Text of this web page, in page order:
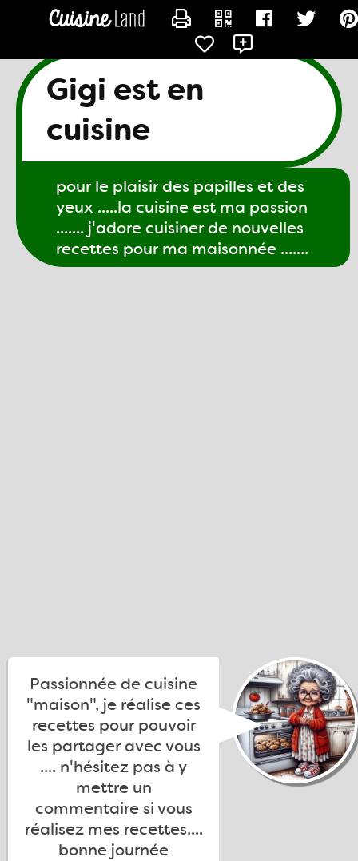
Gigi est en
cuisine
pour le plaisir des papilles et des
yeux .....la cuisine est ma passion
....... j'adore cuisiner de nouvelles
recettes pour ma maisonnée .......
Passionnée de cuisine
"maison", je réalise ces
recettes pour pouvoir
les partager avec vous
.... n'hésitez pas à y
mettre un
commentaire si vous
réalisez mes recettes....
bonne journée
CONTACTER GIGI61